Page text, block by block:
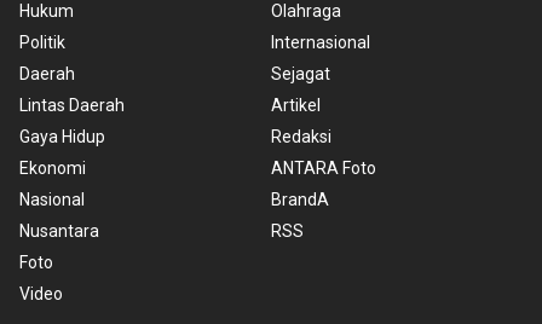
Hukum
Politik
Daerah
Lintas Daerah
Gaya Hidup
Ekonomi
Nasional
Nusantara
Foto
Video
Olahraga
Internasional
Sejagat
Artikel
Redaksi
ANTARA Foto
BrandA
RSS